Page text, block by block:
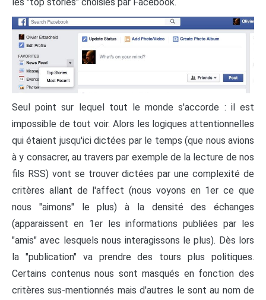
les "top stories" choisies par Facebook.
Seul point sur lequel tout le monde s'accorde : il est
impossible de tout voir. Alors les logiques attentionnelles
qui étaient jusqu'ici dictées par le temps (que nous avions
à y consacrer, au travers par exemple de la lecture de nos
fils RSS) vont se trouver dictées par une complexité de
critères allant de l'affect (nous voyons en 1er ce que
nous "aimons" le plus) à la densité des échanges
(apparaissent en 1er les informations publiées par les
"amis" avec lesquels nous interagissons le plus). Dès lors
la "publication" va prendre des tours plus politiques.
Certains contenus nous sont masqués en fonction des
critères sus-mentionnés mais d'autres le sont au nom de